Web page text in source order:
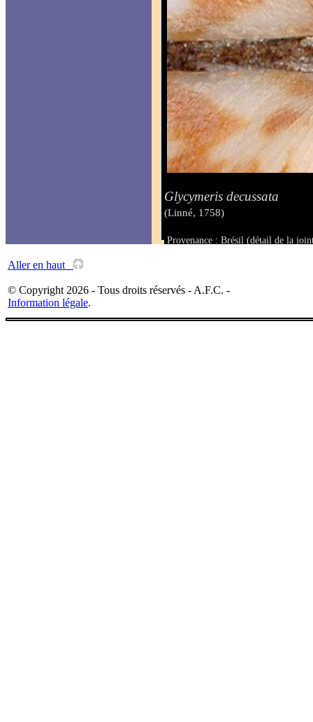
Glycymeris decussata
(Linné, 1758)
Provenance : Brésil (détail de la
Aller en haut
© Copyright 2026 - Tous droits réservés - A.F.C. -
Information légale.